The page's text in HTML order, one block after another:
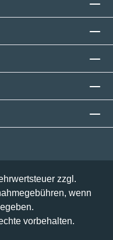
zzgl.
wenn
vorbehalten.